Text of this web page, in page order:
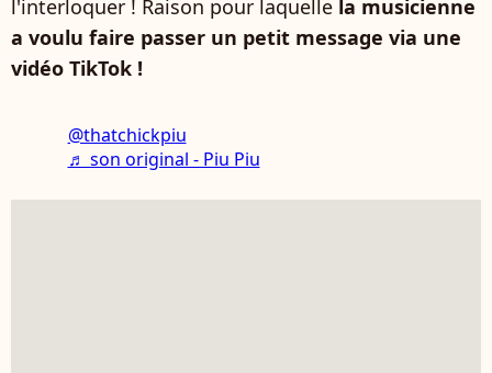
l'interloquer ! Raison pour laquelle la musicienne
a voulu faire passer un petit message via une
vidéo TikTok !
@thatchickpiu
♬ son original - Piu Piu